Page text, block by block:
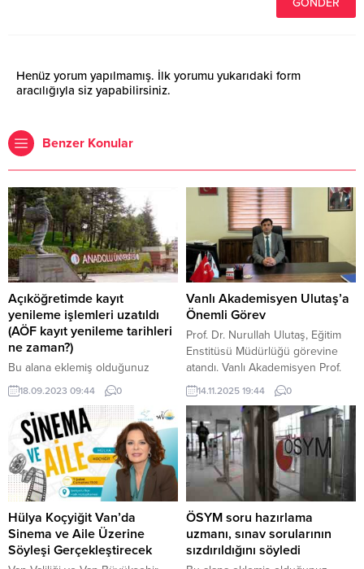
Henüz yorum yapılmamış. İlk yorumu yukarıdaki form
aracılığıyla siz yapabilirsiniz.
Benzer Konular
Açıköğretimde kayıt
yenileme işlemleri uzatıldı
(AÖF kayıt yenileme tarihleri
ne zaman?)
Bu alana eklemiş olduğunuz
haberle ilgili kısa bir özet bilgisi
ekleyebilirsiniz. Bu metin yazı
düzenleme sayfasında “Özet”
bölümünden eklenebilir. Özet
eklenmişse başlık altında kalın
olarak bu şekilde gösterilir,
eklenmemişse bu alan boş kalır.
18.09.2023 09:44 0
Vanlı Akademisyen Ulutaş’a
Önemli Görev
Prof. Dr. Nurullah Ulutaş, Eğitim
Enstitüsü Müdürlüğü görevine
atandı. Vanlı Akademisyen Prof.
Dr. Nurullah Ulutaş, Bitlis Eren
Üniversitesi Lisansüstü Eğitim
Enstitüsü Müdürlüğü görevine
getirildi. Prof. Dr. Nurullah Ulutaş,
Bitlis Eren Üniversitesi Rektörü
Prof. Dr. Necmettin Elmastaş’ın
tensipleriyle, Lisansüstü Eğitim
Enstitüsü Müdürlüğü görevine
atandı. REKTÖR ELMASTAŞ’A
TEŞEKKÜR… Şahsına güvenerek,
kendisini söz...
14.11.2025 19:44 0
Hülya Koçyiğit Van’da
Sinema ve Aile Üzerine
Söyleşi Gerçekleştirecek
ÖSYM soru hazırlama
uzmanı, sınav sorularının
sızdırıldığını söyledi